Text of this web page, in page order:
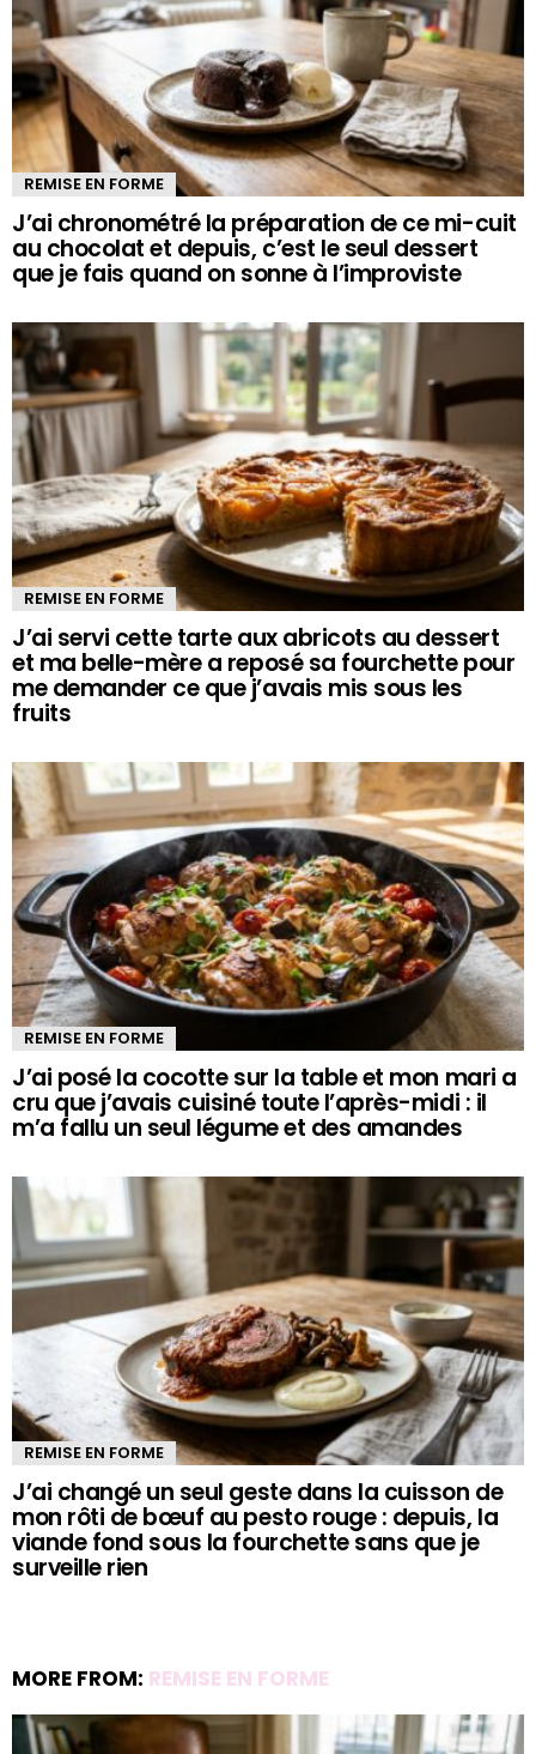
REMISE EN FORME
J’ai chronométré la préparation de ce mi-cuit
au chocolat et depuis, c’est le seul dessert
que je fais quand on sonne à l’improviste
REMISE EN FORME
J’ai servi cette tarte aux abricots au dessert
et ma belle-mère a reposé sa fourchette pour
me demander ce que j’avais mis sous les
fruits
REMISE EN FORME
J’ai posé la cocotte sur la table et mon mari a
cru que j’avais cuisiné toute l’après-midi : il
m’a fallu un seul légume et des amandes
REMISE EN FORME
J’ai changé un seul geste dans la cuisson de
mon rôti de bœuf au pesto rouge : depuis, la
viande fond sous la fourchette sans que je
surveille rien
MORE FROM: REMISE EN FORME